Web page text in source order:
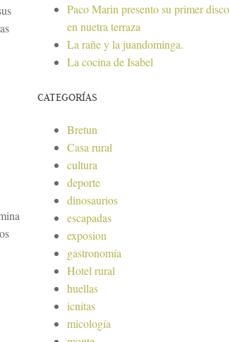
Paco Marin presento su primer disco
en nuetra terraza
La rañe y la juandominga.
La cocina de Isabel
CATEGORÍAS
Bretun
Casa rural
cultura
deporte
dinosaurios
escapadas
exposion
gastronomía
Hotel rural
huellas
icnitas
micología